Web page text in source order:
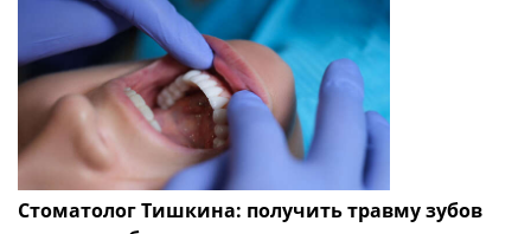
Стоматолог Тишкина: получить травму зубов